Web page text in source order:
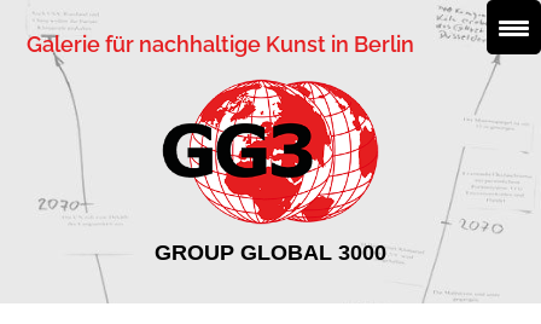
Galerie für nachhaltige Kunst in Berlin
GROUP GLOBAL 3000